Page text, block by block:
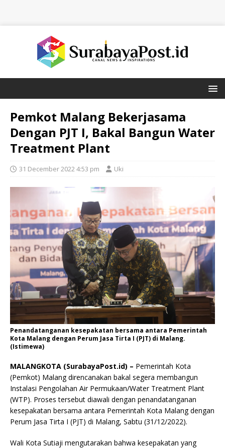
Pemkot Malang Bekerjasama
Dengan PJT I, Bakal Bangun Water
Treatment Plant
31 December 2022 4:53 pm Uki
Penandatanganan kesepakatan bersama antara Pemerintah
Kota Malang dengan Perum Jasa Tirta I (PJT) di Malang.
(Istimewa)
MALANGKOTA (SurabayaPost.id) – Pemerintah Kota
(Pemkot) Malang direncanakan bakal segera membangun
Instalasi Pengolahan Air Permukaan/Water Treatment Plant
(WTP). Proses tersebut diawali dengan penandatanganan
kesepakatan bersama antara Pemerintah Kota Malang dengan
Perum Jasa Tirta I (PJT) di Malang, Sabtu (31/12/2022).
Wali Kota Sutiaji mengutarakan bahwa kesepakatan yang